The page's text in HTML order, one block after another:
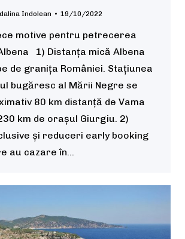
Indolean 19/10/2022
motive pentru petrecerea
1) Distanța mică Albena
de granița României. Stațiunea
bugăresc al Mării Negre se
80 km distanță de Vama
km de orașul Giurgiu. 2)
și reduceri early booking
au cazare în…